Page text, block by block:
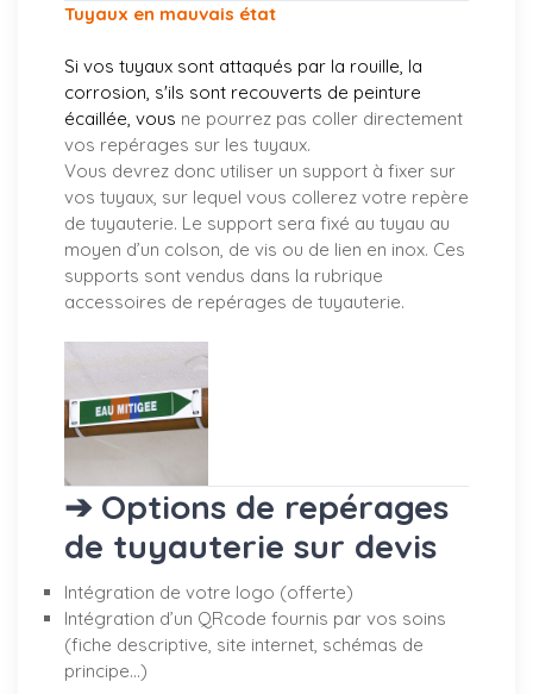
Tuyaux en mauvais état
Si vos tuyaux sont attaqués par la rouille, la
corrosion, s'ils sont recouverts de peinture
écaillée, vous ne pourrez pas coller directement
vos repérages sur les tuyaux.
Vous devrez donc utiliser un support à fixer sur
vos tuyaux, sur lequel vous collerez votre repère
de tuyauterie. Le support sera fixé au tuyau au
moyen d’un colson, de vis ou de lien en inox. Ces
supports sont vendus dans la rubrique
accessoires de repérages de tuyauterie.
➔ Options de repérages
de tuyauterie sur devis
Intégration de votre logo (offerte)
Intégration d’un QRcode fournis par vos soins
(fiche descriptive, site internet, schémas de
principe…)